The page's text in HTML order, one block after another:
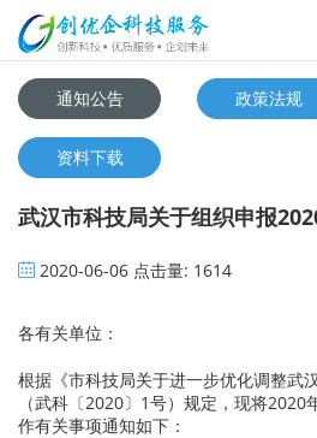
通知公告
政策法规
资料下载
武汉市科技局关于组织申报
2020-06-06 点击量: 1614
各有关单位：
根据《市科技局关于进一步优化调整武
（武科〔2020〕1号）规定，现将
作有关事项通知如下：